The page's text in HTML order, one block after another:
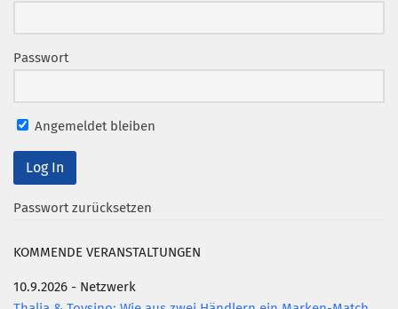
Passwort
Angemeldet bleiben
Passwort zurücksetzen
KOMMENDE VERANSTALTUNGEN
10.9.2026 - Netzwerk